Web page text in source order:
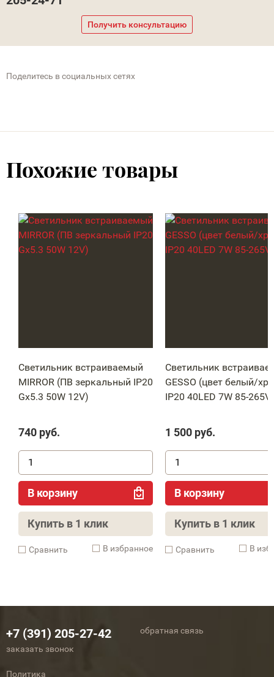
Получить консультацию
Поделитесь в социальных сетях
Похожие товары
Светильник встраиваемый
MIRROR (ПВ зеркальный IP20
Gx5.3 50W 12V)
740 руб.
В корзину
Купить в 1 клик
Cравнить В избранное
Светильник
GESSO (цвет белый/
IP20 40LED 7W 85-265V)
1 500 руб.
В корзину
Купить в 1 клик
Cравнить В
+7 (391) 205-27-42
заказать звонок
обратная связь
Политика